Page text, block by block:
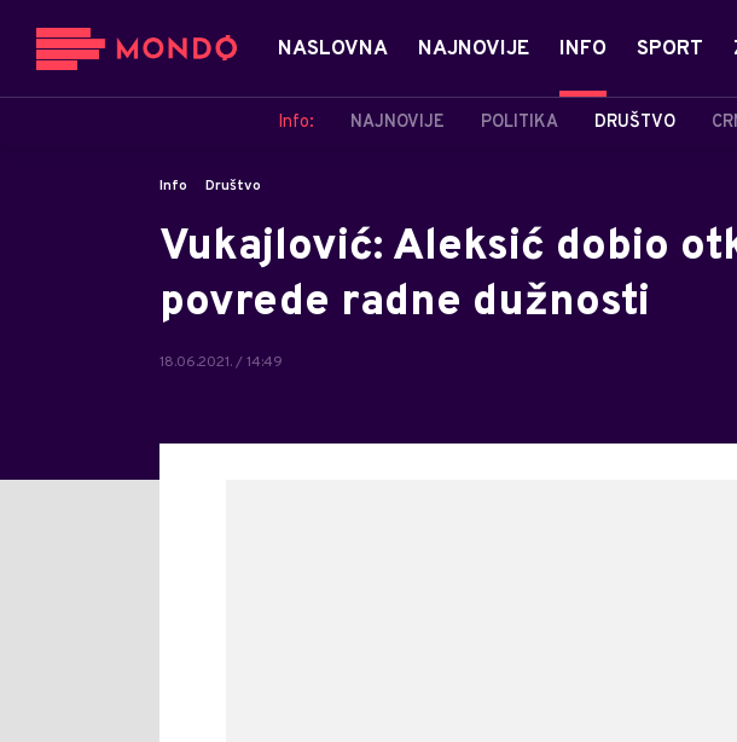
NASLOVNA NAJNOVIJE INFO
Info: NAJNOVIJE POLITIKA DRUŠTVO
SPORT
Info Društvo
Vukajlović: Aleksić dobio
povrede radne dužnosti
18.06.2021. / 14:49